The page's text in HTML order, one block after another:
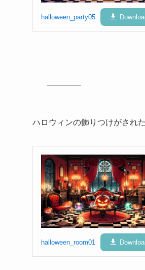
halloween_party05
ハロウィンの飾りつけがされ
halloween_room01